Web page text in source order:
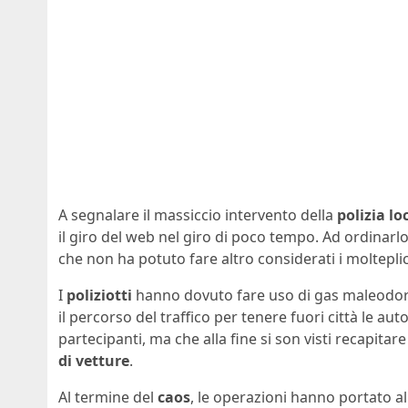
A segnalare il massiccio intervento della polizia
il giro del web nel giro di poco tempo. Ad
che non ha potuto fare altro considerati i
I poliziotti hanno dovuto fare uso di gas
il percorso del traffico per tenere fuori città le
partecipanti, ma che alla fine si son visti
di vetture.
Al termine del caos, le operazioni hanno portato